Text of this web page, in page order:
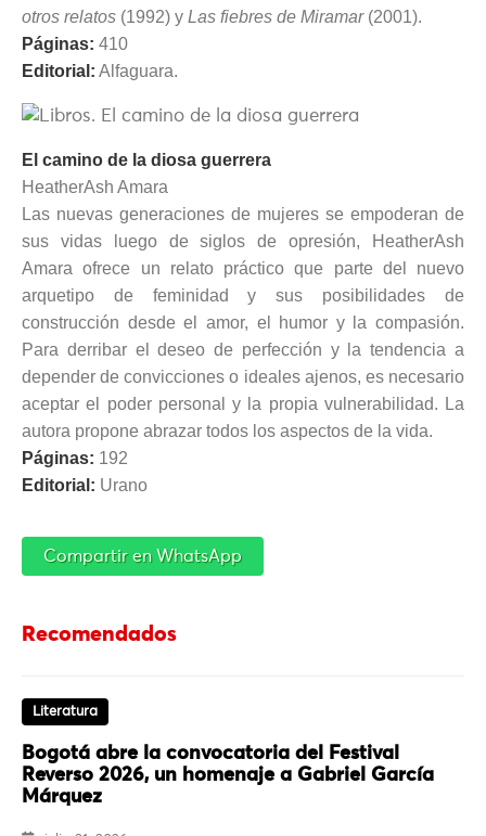
otros relatos (1992) y Las fiebres de Miramar(2001).
Páginas: 410
Editorial: Alfaguara.
El camino de la diosa guerrera
HeatherAsh Amara
Las nuevas generaciones de mujeres se empoderan de
sus vidas luego de siglos de opresión, HeatherAsh
Amara ofrece un relato práctico que parte del nuevo
arquetipo de feminidad y sus posibilidades de
construcción desde el amor, el humor y la compasión.
Para derribar el deseo de perfección y la tendencia a
depender de convicciones o ideales ajenos, es necesario
aceptar el poder personal y la propia vulnerabilidad. La
autora propone abrazar todos los aspectos de la vida.
Páginas: 192
Editorial: Urano
Compartir en WhatsApp
Recomendados
Literatura
Bogotá abre la convocatoria del Festival
Reverso 2026, un homenaje a Gabriel García
Márquez